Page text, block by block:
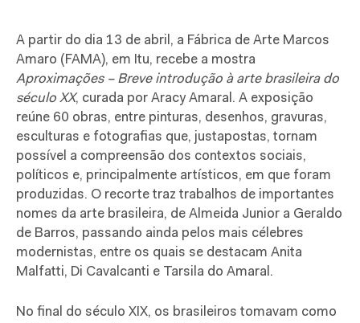
A partir do dia 13 de abril, a Fábrica de Arte Marcos
Amaro (FAMA), em Itu, recebe a mostra
Aproximações – Breve introdução à arte brasileira do
século XX, curada por Aracy Amaral. A exposição
reúne 60 obras, entre pinturas, desenhos, gravuras,
esculturas e fotografias que, justapostas, tornam
possível a compreensão dos contextos sociais,
políticos e, principalmente artísticos, em que foram
produzidas. O recorte traz trabalhos de importantes
nomes da arte brasileira, de Almeida Junior a Geraldo
de Barros, passando ainda pelos mais célebres
modernistas, entre os quais se destacam Anita
Malfatti, Di Cavalcanti e Tarsila do Amaral.
No final do século XIX, os brasileiros tomavam como